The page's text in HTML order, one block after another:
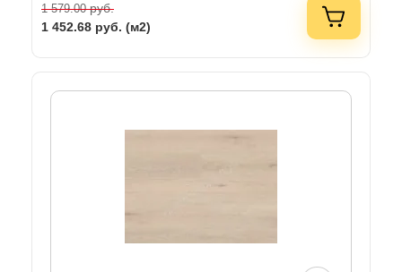
1 579.00руб.
1 452.68 руб. (м2)